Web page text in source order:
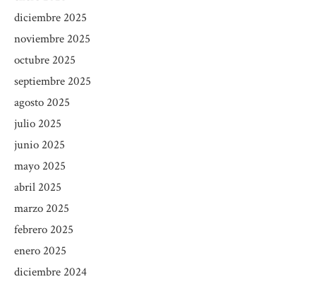
diciembre 2025
noviembre 2025
octubre 2025
septiembre 2025
agosto 2025
julio 2025
junio 2025
mayo 2025
abril 2025
marzo 2025
febrero 2025
enero 2025
diciembre 2024